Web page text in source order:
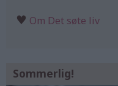
♥ Om Det søte liv
Sommerlig!